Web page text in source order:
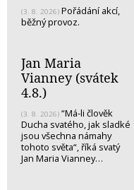
(3. 8. 2026) Pořádání akcí,
běžný provoz.
Jan Maria
Vianney (svátek
4.8.)
(3. 8. 2026) “Má-li člověk
Ducha svatého, jak sladké
jsou všechna námahy
tohoto světa“, říká svatý
Jan Maria Vianney…